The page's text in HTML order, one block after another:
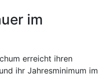
im
erreicht ihren
ihr Jahresminimum im